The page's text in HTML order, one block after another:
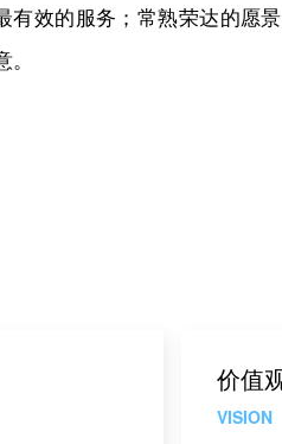
有效的服务；常熟荣达的愿
。
价值
VISION